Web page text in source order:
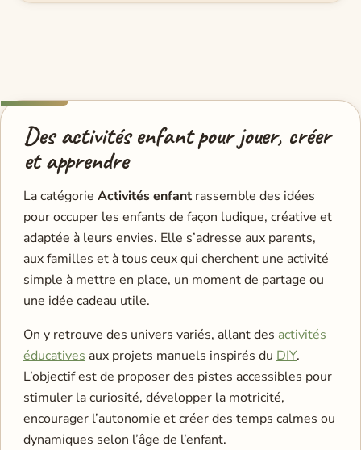
Des activités enfant pour jouer, créer
et apprendre
La catégorie Activités enfantrassemble des idées
pour occuper les enfants de façon ludique, créative et
adaptée à leurs envies. Elle s’adresse aux parents,
aux familles et à tous ceux qui cherchent une activité
simple à mettre en place, un moment de partage ou
une idée cadeau utile.
On y retrouve des univers variés, allant des activités
éducatives aux projets manuels inspirés du DIY.
L’objectif est de proposer des pistes accessibles pour
stimuler la curiosité, développer la motricité,
encourager l’autonomie et créer des temps calmes ou
dynamiques selon l’âge de l’enfant.